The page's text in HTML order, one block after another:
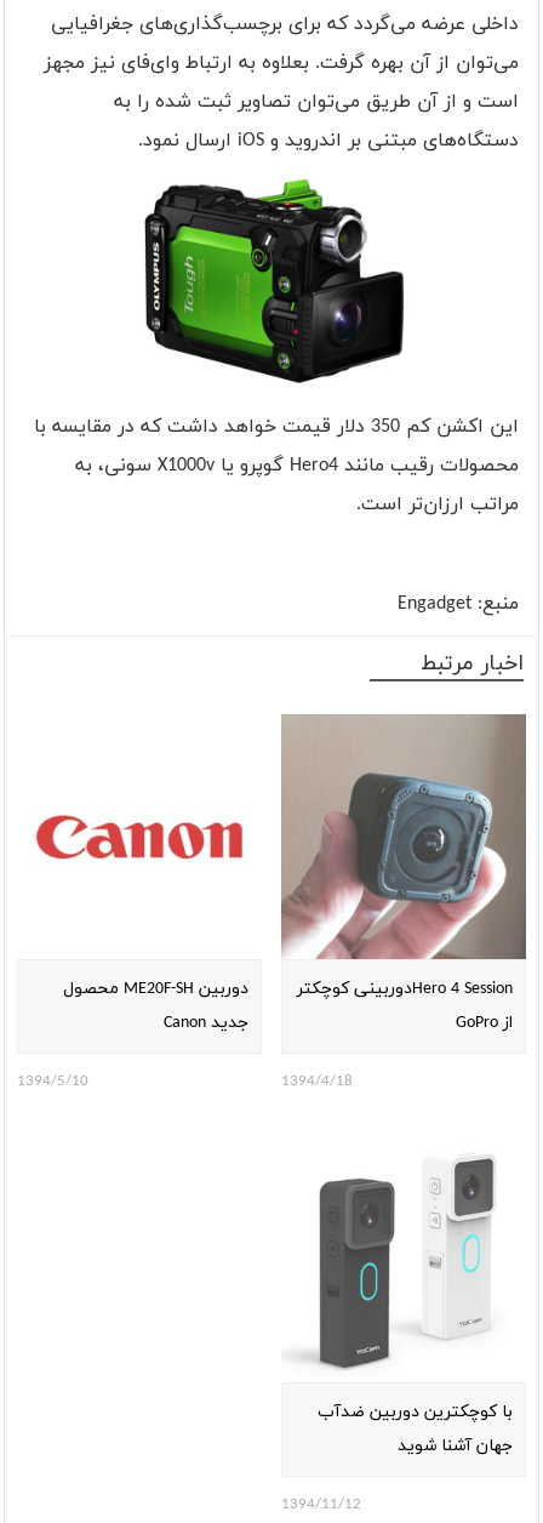
داخلی عرضه می‌گردد که برای برچسب‌گذاری‌های جغرافیایی
می‌توان از آن بهره گرفت. بعلاوه به ارتباط وای‌فای نیز مجهز
است و از آن طریق می‌توان تصاویر ثبت شده را به
دستگاه‌های مبتنی بر اندروید و iOS ارسال نمود.
این اکشن کم 350 دلار قیمت خواهد داشت که در مقایسه با
محصولات رقیب مانند Hero4 گوپرو یا X1000v سونی، به
مراتب ارزان‌تر است.
منبع: Engadget
اخبار مرتبط
Hero 4 Sessionدوربینی کوچکتر
از GoPro
1394/4/18
دوربین ME20F-SH محصول
جدید Canon
1394/5/10
با کوچکترین دوربین ضدآب
جهان آشنا شوید
1394/11/12